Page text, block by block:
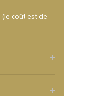
(le coût est de